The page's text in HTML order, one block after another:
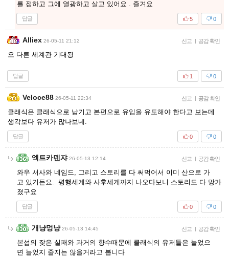
를 접하고 그에 열광하고 살고 있어요 . 즐겨요
답글 0
5
Alliex 26-05-11 21:12 신고 | 공감 확인
오 다른 세계관 기대됭
답글 0
1
Veloce88 26-05-11 22:34 신고 | 공감 확인
클래식은 클래식으로 남기고 본편으로 유입을 유도해야 한다고 보는데
생각보다 유저가 많나보네.
답글 0
0
엑트카덴쟈 26-05-13 12:14 신고 | 공감 확인
와우 서사와 네임드, 그리고 스토리를 다 써먹어서 이미 산으로 가
고 있거든요. 평행세계와 사후세계까지 나오다보니 스토리도 다 망가
졌구요
답글 0
0
개냥멍냥 26-05-13 14:45 신고 | 공감 확인
본섭의 잦은 실패와 과거의 향수때문에 클래식의 유저들은 늘었으
면 늘었지 줄지는 않을거라고 봅니다